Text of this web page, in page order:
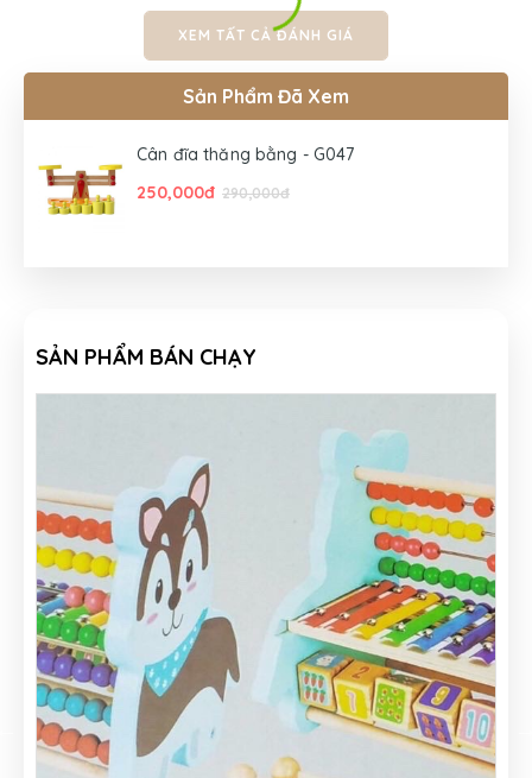
XEM TẤT CẢ ĐÁNH GIÁ
Sản Phẩm Đã Xem
Cân đĩa thăng bằng - G047
250,000đ 290,000đ
SẢN PHẨM BÁN CHẠY